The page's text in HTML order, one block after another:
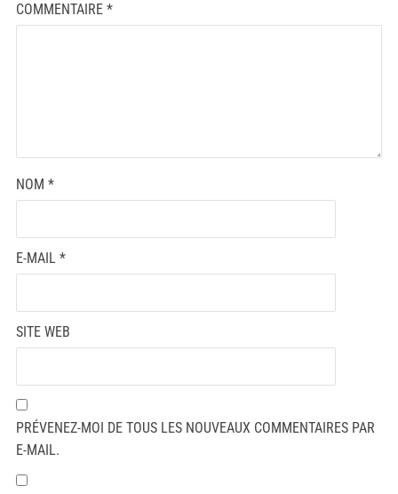
COMMENTAIRE *
NOM *
E-MAIL *
SITE WEB
PRÉVENEZ-MOI DE TOUS LES NOUVEAUX COMMENTAIRES PAR
E-MAIL.